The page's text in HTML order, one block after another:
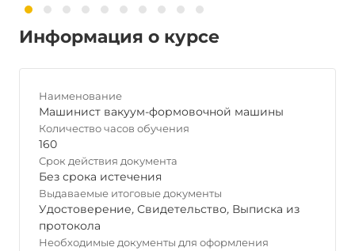
Информация о курсе
Наименование
Машинист вакуум-формовочной машины
Количество часов обучения
160
Срок действия документа
Без срока истечения
Выдаваемые итоговые документы
Удостоверение, Свидетельство, Выписка из
протокола
Необходимые документы для оформления